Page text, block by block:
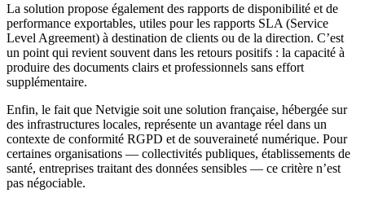
La solution propose également des rapports de disponibilité et de
performance exportables, utiles pour les rapports SLA (Service
Level Agreement) à destination de clients ou de la direction. C’est
un point qui revient souvent dans les retours positifs : la capacité à
produire des documents clairs et professionnels sans effort
supplémentaire.
Enfin, le fait que Netvigie soit une solution française, hébergée sur
des infrastructures locales, représente un avantage réel dans un
contexte de conformité RGPD et de souveraineté numérique. Pour
certaines organisations — collectivités publiques, établissements de
santé, entreprises traitant des données sensibles — ce critère n’est
pas négociable.